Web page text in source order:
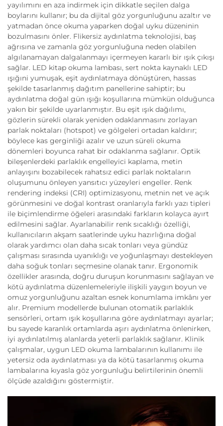
yayılımını en aza indirmek için dikkatle seçilen dalga
boylarını kullanır; bu da dijital göz yorgunluğunu azaltır ve
yatmadan önce okuma yaparken doğal uyku düzeninin
bozulmasını önler. Flikersiz aydınlatma teknolojisi, baş
ağrısına ve zamanla göz yorgunluğuna neden olabilen
algılanamayan dalgalanmayı içermeyen kararlı bir ışık çıkışı
sağlar. LED kitap okuma lambası, sert nokta kaynaklı LED
ışığıni yumuşak, eşit aydınlatmaya dönüştüren, hassas
şekilde tasarlanmış dağıtım panellerine sahiptir; bu
aydınlatma doğal gün ışığı koşullarına mümkün olduğunca
yakın bir şekilde uyarlanmıştır. Bu eşit ışık dağılımı,
gözlerin sürekli olarak yeniden odaklanmasını zorlayan
parlak noktaları (hotspot) ve gölgeleri ortadan kaldırır;
böylece kas gerginliği azalır ve uzun süreli okuma
dönemleri boyunca rahat bir odaklanma sağlanır. Optik
bileşenlerdeki parlaklık engelleyici kaplama, metin
anlayışını bozabilecek rahatsız edici parlak noktaların
oluşumunu önleyen yansıtıcı yüzeyleri engeller. Renk
rendering indeksi (CRI) optimizasyonu, metnin net ve açık
görünmesini ve doğal kontrast oranlarıyla farklı yazı tipleri
ile biçimlendirme öğeleri arasındaki farkların kolayca ayırt
edilmesini sağlar. Ayarlanabilir renk sıcaklığı özelliği,
kullanıcıların akşam saatlerinde uyku hazırlığına doğal
olarak yardımcı olan daha sıcak tonları veya gündüz
çalışması sırasında uyanıklığı ve yoğunlaşmayı destekleyen
daha soğuk tonları seçmesine olanak tanır. Ergonomik
özellikler arasında, doğru duruşun korunmasını sağlayan ve
kötü aydınlatma düzenlemeleriyle ilişkili yaygın boyun ve
omuz yorgunluğunu azaltan esnek konumlama imkânı yer
alır. Premium modellerde bulunan otomatik parlaklık
sensörleri, ortam ışık koşullarına göre aydınlatmayı ayarlar;
bu sayede karanlık ortamlarda aşırı aydınlatma önlenirken,
iyi aydınlatılmış alanlarda yeterli parlaklık sağlanır. Klinik
çalışmalar, uygun LED okuma lambalarının kullanımı ile
yetersiz oda aydınlatması ya da kötü tasarlanmış okuma
lambalarına kıyasla göz yorgunluğu belirtilerinin önemli
ölçüde azaldığını göstermiştir.